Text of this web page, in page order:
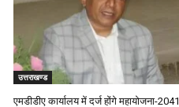
उत्तराखण्ड
एमडीडीए कार्यालय में दर्ज होंगे महायोजना-2041